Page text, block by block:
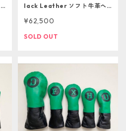
lack Leather ソフト牛革ヘ
のにつき再販不可】
¥62,500
SOLD OUT